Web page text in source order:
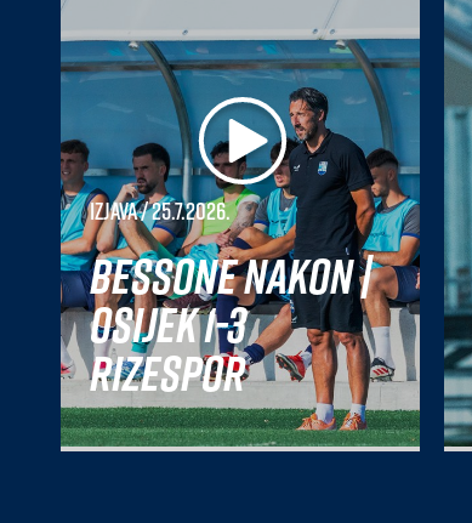
Izjava/ 25.7.2026.
Bessone nakon |
Osijek 1-3
Rizespor